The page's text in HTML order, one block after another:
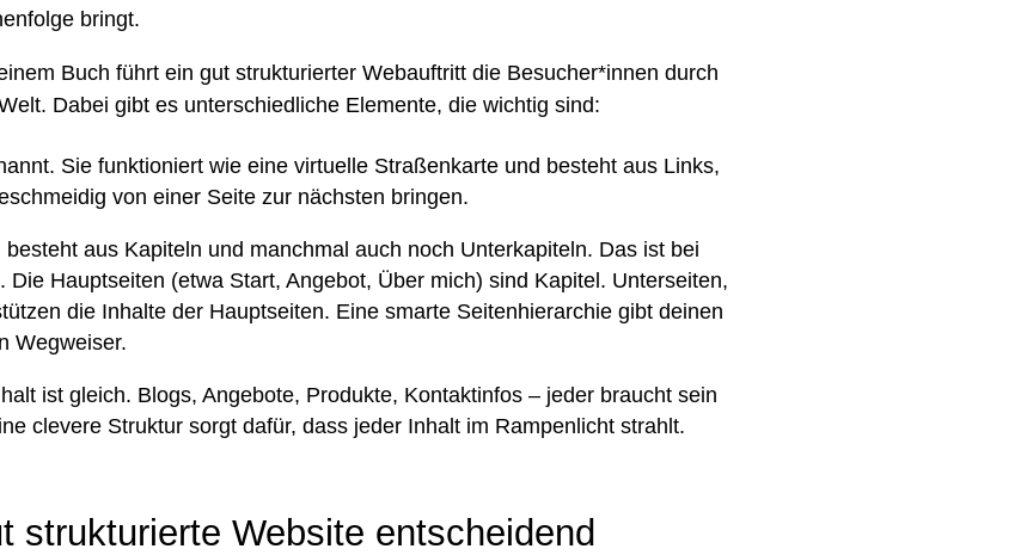
bringt.
Buch führt ein gut strukturierter Webauftritt die Besucher*innen durch
Dabei gibt es unterschiedliche Elemente, die wichtig sind:
Sie funktioniert wie eine virtuelle Straßenkarte und besteht aus Links,
von einer Seite zur nächsten bringen.
besteht aus Kapiteln und manchmal auch noch Unterkapiteln. Das ist bei
Die Hauptseiten (etwa Start, Angebot, Über mich) sind Kapitel. Unterseiten,
die Inhalte der Hauptseiten. Eine smarte Seitenhierarchie gibt deinen
Wegweiser.
ist gleich. Blogs, Angebote, Produkte, Kontaktinfos – jeder braucht sein
clevere Struktur sorgt dafür, dass jeder Inhalt im Rampenlicht strahlt.
strukturierte Website entscheidend